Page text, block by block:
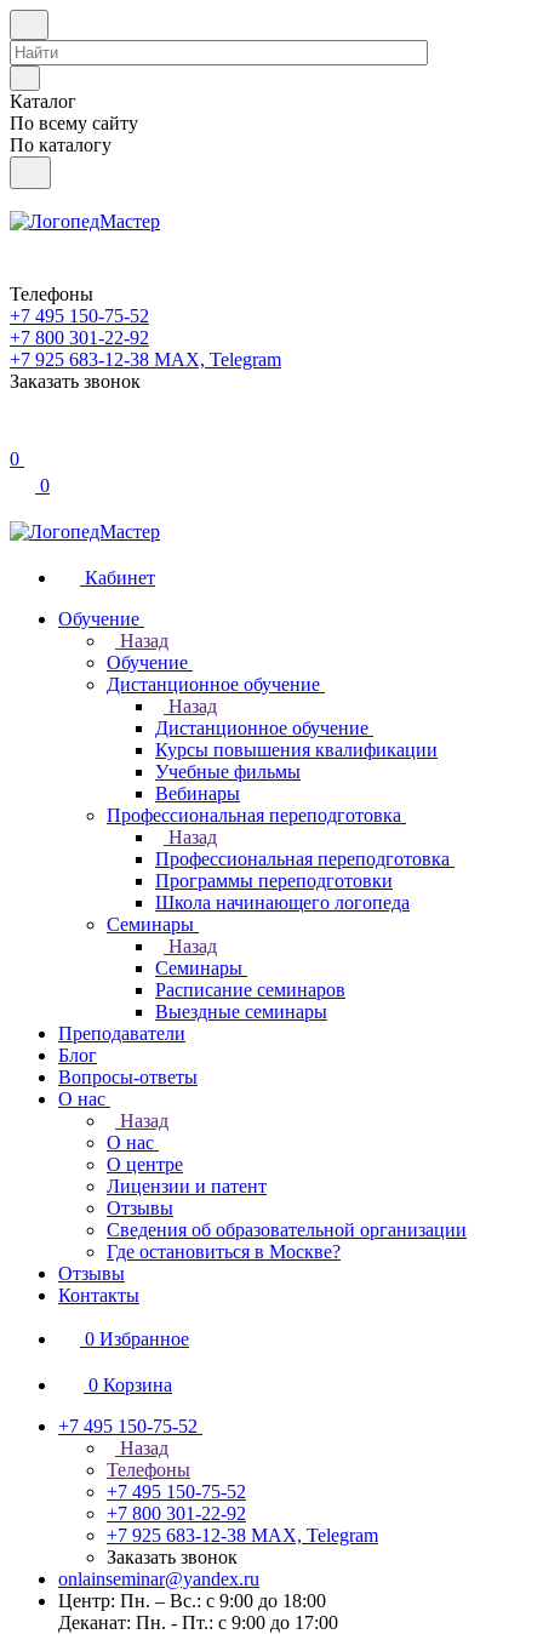
Каталог
По всему сайту
По каталогу
Телефоны
+7 495 150-75-52
+7 800 301-22-92
+7 925 683-12-38 MAX, Telegram
Заказать звонок
0
0
Кабинет
Обучение
Назад
Обучение
Дистанционное обучение
Назад
Дистанционное обучение
Курсы повышения квалификации
Учебные фильмы
Вебинары
Профессиональная переподготовка
Назад
Профессиональная переподготовка
Программы переподготовки
Школа начинающего логопеда
Семинары
Назад
Семинары
Расписание семинаров
Выездные семинары
Преподаватели
Блог
Вопросы-ответы
О нас
Назад
О нас
О центре
Лицензии и патент
Отзывы
Сведения об образовательной организации
Где остановиться в Москве?
Отзывы
Контакты
0 Избранное
0 Корзина
+7 495 150-75-52
Назад
Телефоны
+7 495 150-75-52
+7 800 301-22-92
+7 925 683-12-38 MAX, Telegram
Заказать звонок
onlainseminar@yandex.ru
Центр: Пн. – Вс.: с 9:00 до 18:00
Деканат: Пн. - Пт.: с 9:00 до 17:00